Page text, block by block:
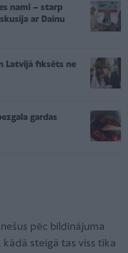
nami – starp
ar Dainu
Latvijā fiksēts ne
gardas
pēc bildinājuma
steigā tas viss tika